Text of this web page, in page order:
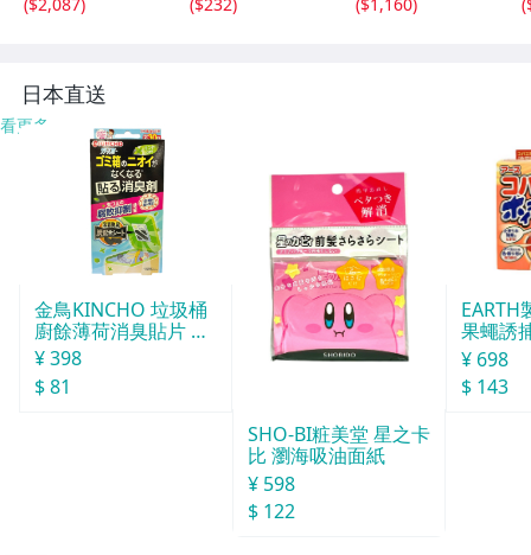
アンティーク レ
ーク 雑貨まとめ
ェーブシンフォニ
日本直送
看更多
金鳥KINCHO 垃圾桶
廚餘薄荷消臭貼片 約
30天分
¥ 398
$ 81
SHO-BI粧美堂 星之卡
比 瀏海吸油面紙
¥ 598
$ 122
EARTH
果蠅誘
¥ 698
$ 143